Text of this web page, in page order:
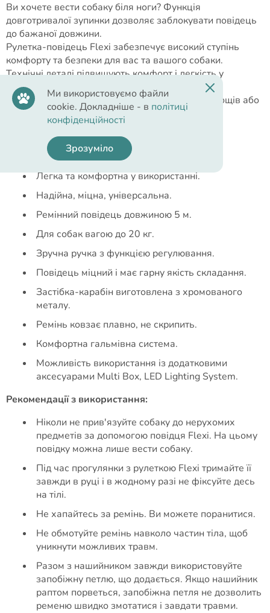
Ви хочете вести собаку біля ноги? Функція
довготривалої зупинки дозволяє заблокувати повідець
до бажаної довжини.
Рулетка-повідець Flexi забезпечує високий ступінь
комфорту та безпеки для вас та вашого собаки.
Технічні деталі підвищують комфорт і легкість у
користуванні, а можливість використання з
додатковими аксесуарами додає місця для ласощів або
одноразових пакетиків.
Отже, насолоджуйтеся прогулянкою!
Переваги рулетки:
Легка та комфортна у використанні.
​Надійна, міцна, універсальна.
​Ремінний повідець довжиною 5 м.
Для собак вагою до 20 кг.
Зручна ручка з функцією регулювання.
Повідець міцний і має гарну якість складання.
Застібка-карабін виготовлена з хромованого
металу.
Ремінь ковзає плавно, не скрипить.
Комфортна гальмівна система.
Можливість використання із додатковими
аксесуарами Multi Box, LED Lighting System.
Рекомендації з використання:
Ніколи не прив'язуйте собаку до нерухомих
предметів за допомогою повідця Flexi. На цьому
повідку можна лише вести собаку.
Під час прогулянки з рулеткою Flexi тримайте її
завжди в руці і в жодному разі не фіксуйте десь
на тілі.
Не хапайтесь за ремінь. Ви можете поранитися.
Не обмотуйте ремінь навколо частин тіла, щоб
уникнути можливих травм.
Разом з нашийником завжди використовуйте
запобіжну петлю, що додається. Якщо нашийник
раптом порветься, запобіжна петля не дозволить
ременю швидко змотатися і завдати травми.
Ми використовуємо файли
cookie. Докладніше - в політиці
конфіденційності
Зрозуміло